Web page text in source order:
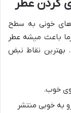
کردن عطر
خونی به سطح
باعث میشه عطر
نقاط نبض
خوب.
به خوبی منتشر